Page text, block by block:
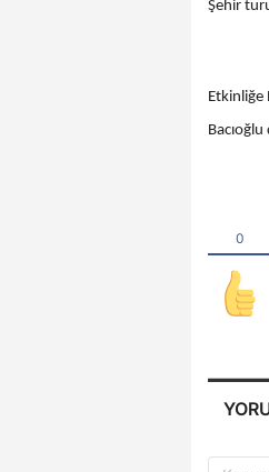
Şehir
Etkinliğe
Bacıoğlu